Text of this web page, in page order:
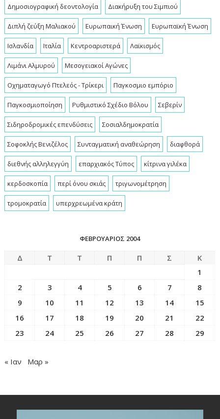
Δημοσιογραφική δεοντολογία Διακήρυξη του Σιμπιού
Διπλή ζεύξη Μαλιακού Ευρωπαική Ένωση Ευρωπαϊκή Ένωση
Ισλανδία Ιταλία Κεντροαριστερά Λαϊκισμός
Λιμάνι Αλμυρού Μεσογειακοί Αγώνες
Οχηματαγωγό Πτελεός - Τρίκερι Παγκοσμιο εμπόριο
Παγκοσμιοποίηση Ρυθμιστικό Σχέδιο Βόλου Σεβερίν
Σιδηροδρομικές επενδύσεις Σοσιαλδημοκρατία
Σοφοκλής Βενιζέλος Συνταγματική αναθεώρηση διαφθορά
διεθνής αλληλεγγύη επαρχιακός Τύπος κίτρινα γιλέκα
κερδοσκοπία περί όνου σκιάς τριγωνομέτρηση
τρομοκρατία υπερχρεωμένα κράτη
ΦΕΒΡΟΥΆΡΙΟΣ 2004
Δ Τ Τ Π Π Σ
Κ
1
2
3 4 5 6 7
8
9
10 11 12 13 14
15
16
17 18 19 20 21
22
23
24 25 26 27 28 29
« Ιαν Μαρ »